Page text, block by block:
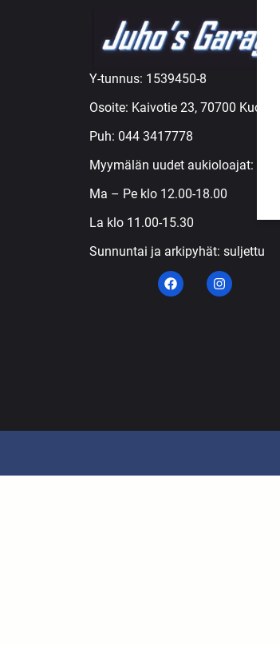
Y-tunnus: 1539450-8
Osoite: Kaivotie 23, 70700 Kuopio
Puh: 044 3417778
Myymälän uudet aukioloajat:
Ma – Pe klo 12.00-18.00
La klo 11.00-15.30
Sunnuntai ja arkipyhät: suljettu